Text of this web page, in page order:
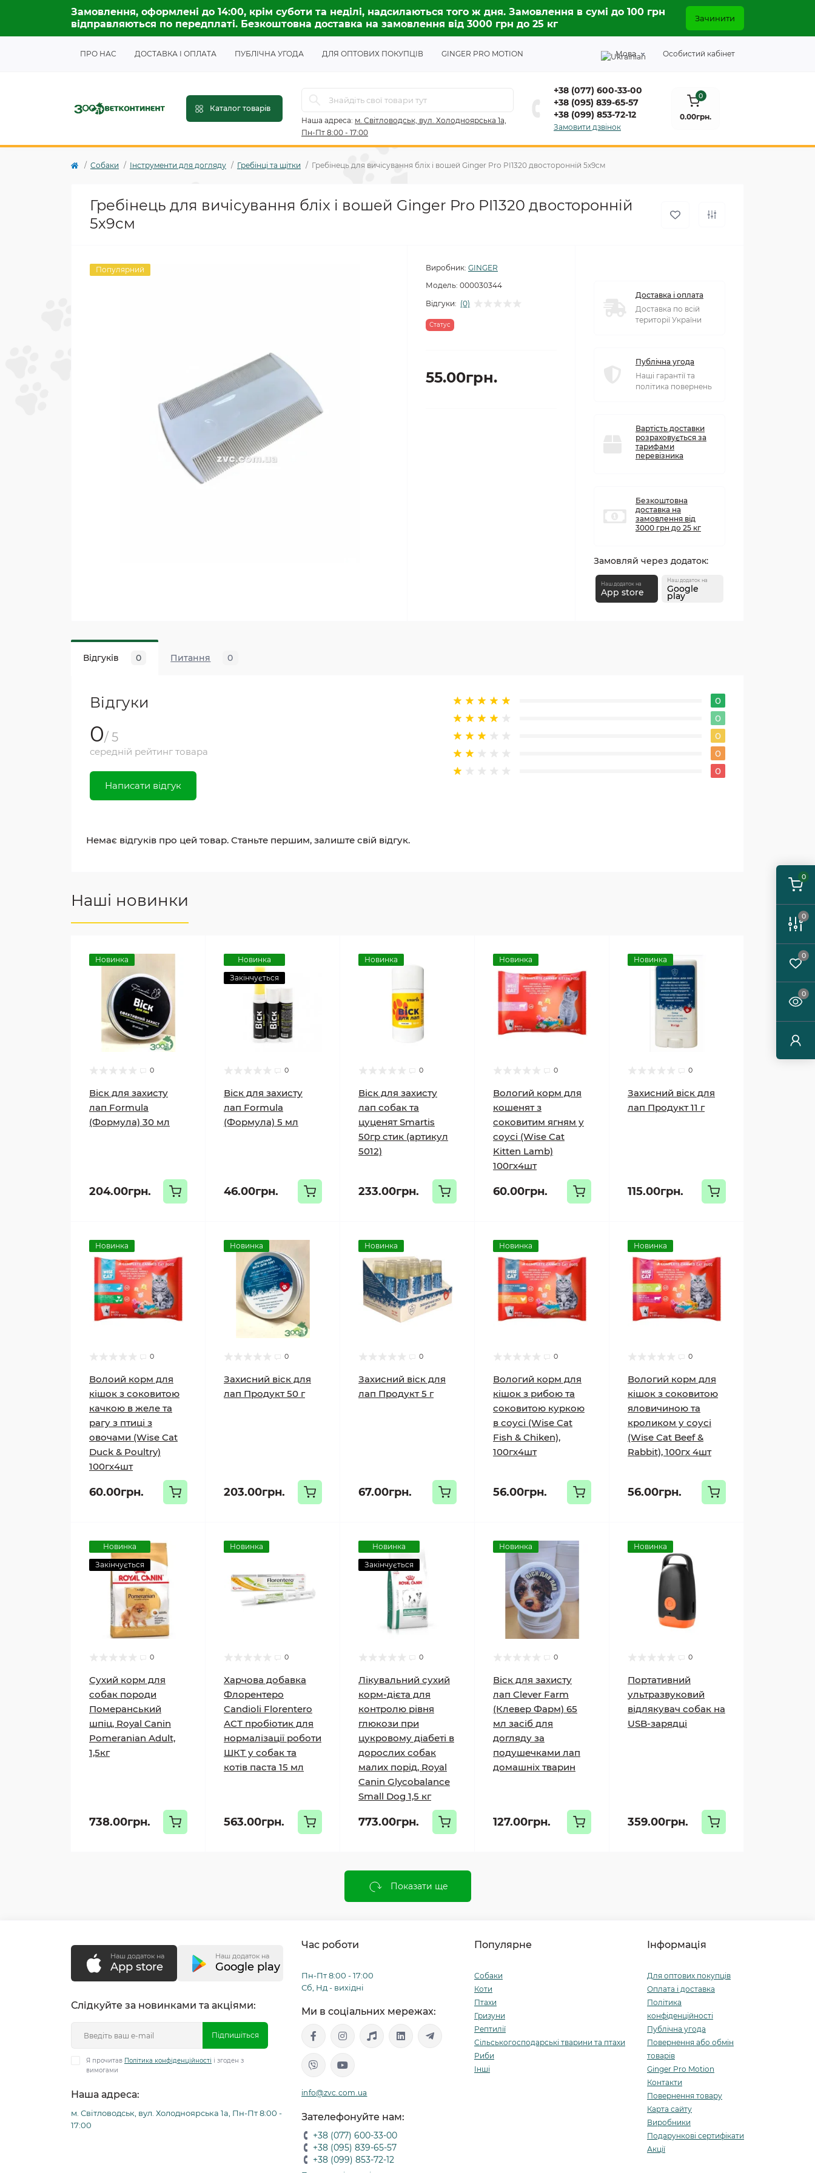
0
0
0
0
Замовлення, оформлені до 14:00, крім суботи та неділі, надсилаються того ж дня. Замовлення в сумі до 100 грн
відправляються по передплаті. Безкоштовна доставка на замовлення від 3000 грн до 25 кг
Зачинити
ПРО НАС ДОСТАВКА І ОПЛАТА ПУБЛІЧНА УГОДА ДЛЯ ОПТОВИХ ПОКУПЦІВ GINGER PRO MOTION Мова Особистий кабінет
Каталог товарів
Наша адреса: м. Світловодськ, вул. Холодноярська 1а,
Пн-Пт 8:00 - 17:00
+38 (077) 600-33-00
+38 (095) 839-65-57
+38 (099) 853-72-12
Замовити дзвінок
0
0.00грн.
Собаки Інструменти для догляду Гребінці та щітки Гребінець для вичісування бліх і вошей Ginger Pro PI1320 двосторонній 5х9см
Гребінець для вичісування бліх і вошей Ginger Pro PI1320 двосторонній
5х9см
Популярний Виробник: GINGER
Модель: 000030344
Відгуки: (0)
Статус
55.00грн.
Доставка і оплата
Доставка по всій
території України
Публічна угода
Наші гарантії та
політика повернень
Вартість доставки
розраховується за
тарифами
перевізника
Безкоштовна
доставка на
замовлення від
3000 грн до 25 кг
Замовляй через додаток:
Наш додаток на
App store
Наш додаток на
Google
play
Відгуків 0 Питання 0
Відгуки
0/ 5
середній рейтинг товара
Написати відгук
0
0
0
0
0
Немає відгуків про цей товар. Станьте першим, залиште свій відгук.
Наші новинки
Новинка
0
Віск для захисту
лап Formula
(Формула) 30 мл
204.00грн.
Новинка
Закінчується
0
Віск для захисту
лап Formula
(Формула) 5 мл
46.00грн.
Новинка
0
Віск для захисту
лап собак та
цуценят Smartis
50гр стик (артикул
5012)
233.00грн.
Новинка
0
Вологий корм для
кошенят з
соковитим ягням у
соусі (Wise Cat
Kitten Lamb)
100гх4шт
60.00грн.
Новинка
0
Захисний віск для
лап Продукт 11 г
115.00грн.
Новинка
0
Волоий корм для
кішок з соковитою
качкою в желе та
рагу з птиці з
овочами (Wise Cat
Duck & Poultry)
100гх4шт
60.00грн.
Новинка
0
Захисний віск для
лап Продукт 50 г
203.00грн.
Новинка
0
Захисний віск для
лап Продукт 5 г
67.00грн.
Новинка
0
Вологий корм для
кішок з рибою та
соковитою куркою
в соусі (Wise Cat
Fish & Chiken),
100гх4шт
56.00грн.
Новинка
0
Вологий корм для
кішок з соковитою
яловичиною та
кроликом у соусі
(Wise Cat Beef &
Rabbit), 100гх 4шт
56.00грн.
Новинка
Закінчується
0
Сухий корм для
собак породи
Померанський
шпіц, Royal Canin
Pomeranian Adult,
1,5кг
738.00грн.
Новинка
0
Харчова добавка
Флорентеро
Candioli Florentero
АСТ пробіотик для
нормалізації роботи
ШКТ у собак та
котів паста 15 мл
563.00грн.
Новинка
Закінчується
0
Лікувальний сухий
корм-дієта для
контролю рівня
глюкози при
цукровому діабеті в
дорослих собак
малих порід, Royal
Canin Glycobalance
Small Dog 1,5 кг
773.00грн.
Новинка
0
Віск для захисту
лап Clever Farm
(Клевер Фарм) 65
мл засіб для
догляду за
подушечками лап
домашніх тварин
127.00грн.
Новинка
0
Портативний
ультразвуковий
відлякувач собак на
USB-зарядці
359.00грн.
Показати ще
Наш додаток на
App store
Наш додаток на
Google play
Слідкуйте за новинками та акціями:
Підпишіться
Я прочитав Політика конфіденційності і згоден з
вимогами
Наша адреса:
м. Світловодськ, вул. Холодноярська 1а, Пн-Пт 8:00 -
17:00
Час роботи
Пн-Пт 8:00 - 17:00
Сб, Нд - вихідні
Ми в соціальних мережах:
info@zvc.com.ua
Зателефонуйте нам:
+38 (077) 600-33-00
+38 (095) 839-65-57
+38 (099) 853-72-12
Популярне
Собаки
Коти
Птахи
Гризуни
Рептилії
Сільськогосподарські тварини та птахи
Риби
Інші
Інформація
Для оптових покупців
Оплата і доставка
Політика
конфіденційності
Публічна угода
Повернення або обмін
товарів
Ginger Pro Motion
Контакти
Повернення товару
Карта сайту
Виробники
Подарункові сертифікати
Акції